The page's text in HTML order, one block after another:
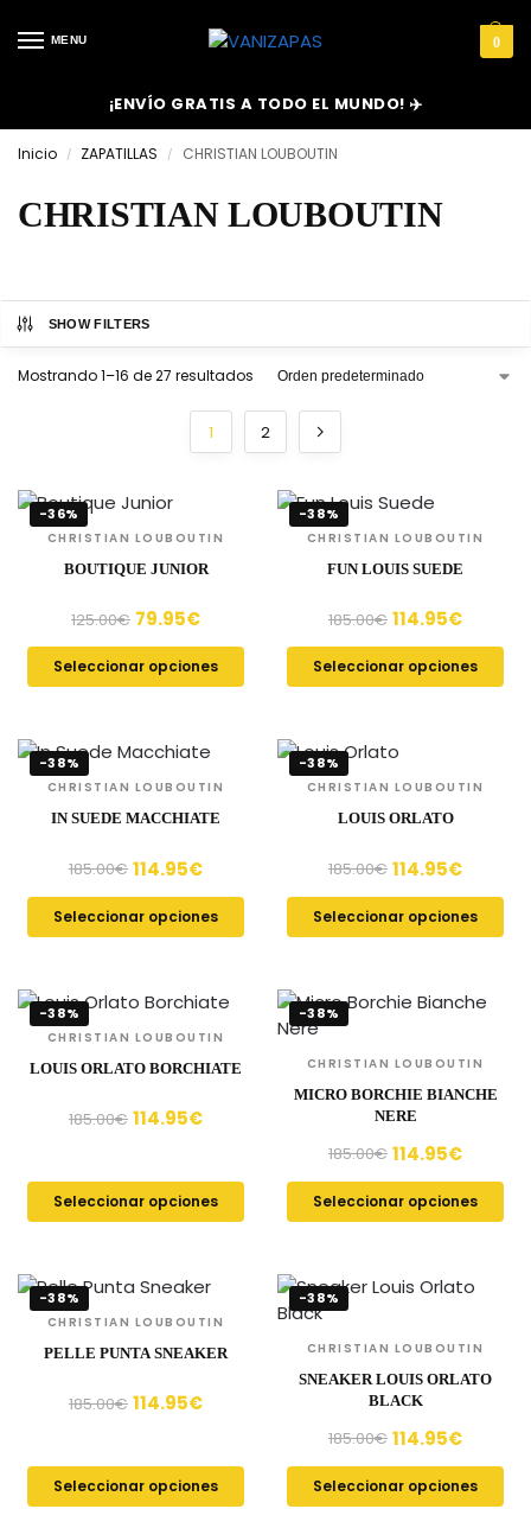
MENU 0
¡ENVÍO GRATIS A TODO EL MUNDO! ✈️
Inicio / ZAPATILLAS / CHRISTIAN LOUBOUTIN
CHRISTIAN LOUBOUTIN
SHOW FILTERS
Mostrando 1–16 de 27 resultados
1 2
-36%
CHRISTIAN LOUBOUTIN
BOUTIQUE JUNIOR
125.00€ 79.95€
Seleccionar opciones
-38%
CHRISTIAN LOUBOUTIN
FUN LOUIS SUEDE
185.00€ 114.95€
Seleccionar opciones
-38%
CHRISTIAN LOUBOUTIN
IN SUEDE MACCHIATE
185.00€ 114.95€
Seleccionar opciones
-38%
CHRISTIAN LOUBOUTIN
LOUIS ORLATO
185.00€ 114.95€
Seleccionar opciones
-38%
CHRISTIAN LOUBOUTIN
LOUIS ORLATO BORCHIATE
185.00€ 114.95€
Seleccionar opciones
-38%
CHRISTIAN LOUBOUTIN
MICRO BORCHIE BIANCHE
NERE
185.00€ 114.95€
Seleccionar opciones
-38%
CHRISTIAN LOUBOUTIN
PELLE PUNTA SNEAKER
185.00€ 114.95€
Seleccionar opciones
-38%
CHRISTIAN LOUBOUTIN
SNEAKER LOUIS ORLATO
BLACK
185.00€ 114.95€
Seleccionar opciones